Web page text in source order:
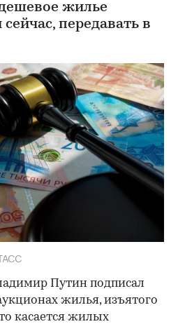
жилье
передавать в
Путин подписал
жилья, изъятого
касается жилых